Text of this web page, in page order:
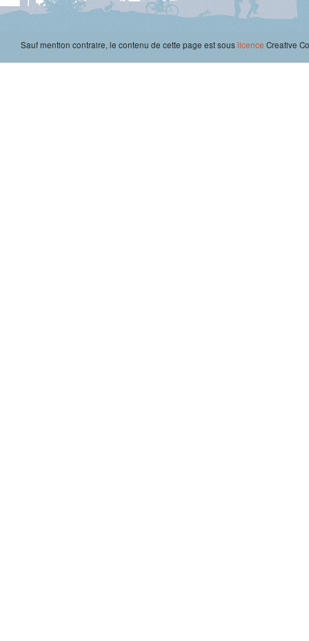
Sauf mention contraire, le contenu de cette page est souslicence Creative